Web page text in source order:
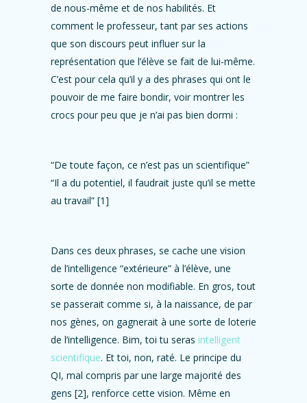
de nous-même et de nos habilités. Et
comment le professeur, tant par ses actions
que son discours peut influer sur la
représentation que l’élève se fait de lui-même.
C’est pour cela qu’il y a des phrases qui ont le
pouvoir de me faire bondir, voir montrer les
crocs pour peu que je n’ai pas bien dormi :
“De toute façon, ce n’est pas un scientifique”
“Il a du potentiel, il faudrait juste qu’il se mette
au travail” [1]
Dans ces deux phrases, se cache une vision
de l’intelligence “extérieure” à l’élève, une
sorte de donnée non modifiable. En gros, tout
se passerait comme si, à la naissance, de par
nos gènes, on gagnerait à une sorte de loterie
de l’intelligence. Bim, toi tu seras intelligent
scientifique. Et toi, non, raté. Le principe du
QI, mal compris par une large majorité des
gens [2], renforce cette vision. Même en